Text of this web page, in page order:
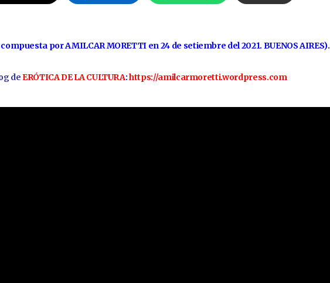
por AMILCAR MORETTI en 24 de setiembre del 2021. BUENOS AIRES).
deERÓTICA DE LA CULTURA:https://amilcarmoretti.wordpress.com